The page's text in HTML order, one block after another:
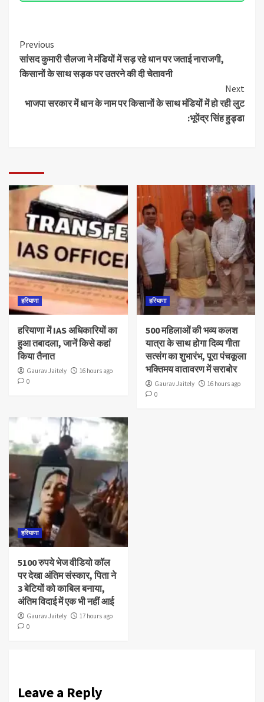
Previous
सांसद कुमारी सैलजा ने मंडियों में सड़ रहे धान पर जताई नाराजगी,
किसानों के साथ सड़क पर उतरने की दी चेतावनी
Next
भाजपा सरकार में धान के नाम पर किसानों के साथ मंडियों में हो रही लुट
:भूपेंद्र सिंह हुड्डा
हरियाणा
हरियाणा में IAS अधिकारियों का
हुआ तबादला, जानें किसे कहां
किया तैनात
Gaurav Jaitely
16 hours ago
0
हरियाणा
500 महिलाओं की भव्य कलश
यात्रा के साथ होगा दिव्य गीता
सत्संग का शुभारंभ, पूरा पंचकूला
भक्तिमय वातावरण में सराबोर
Gaurav Jaitely
16 hours ago
0
हरियाणा
5100 रुपये भेज वीडियो कॉल
पर देखा अंतिम संस्कार, पिता ने
3 बेटियों को काबिल बनाया,
अंतिम विदाई में एक भी नहीं आई
Gaurav Jaitely
17 hours ago
0
Leave a Reply